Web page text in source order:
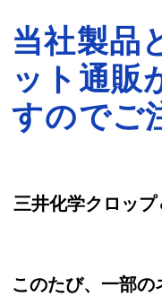
当社製品
ット通販
すのでご
三井化学クロッ
このたび、一部の